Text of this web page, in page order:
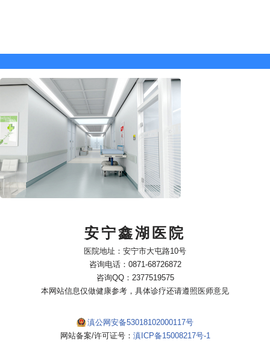
安宁鑫湖医院
医院地址：安宁市大屯路10号
咨询电话：0871-68726872
咨询QQ：2377519575
本网站信息仅做健康参考，具体诊疗还请遵照医师意见
滇公网安备53018102000117号
网站备案/许可证号： 滇ICP备15008217号-1